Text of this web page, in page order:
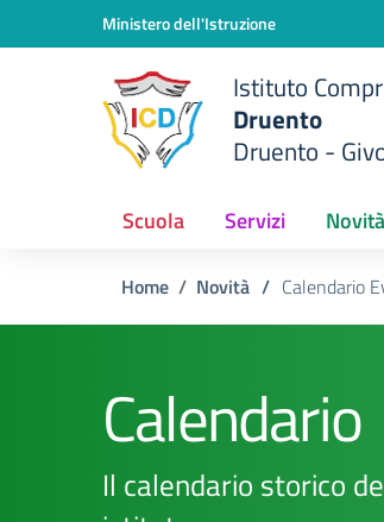
Vai ai contenuti
Vai al menu di navigazione
Ministero dell'Istruzione
Istituto
Druento
Druento -
Scuola Servizi Novità
Home Novità / Calendario
Calendario
Il calendario storico